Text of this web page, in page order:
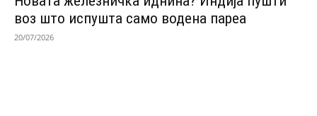
воз што испушта само водена пареа
20/07/2026